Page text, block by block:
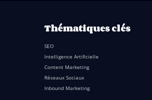
Thématiques clés
SEO
Intelligence Artificielle
Content Marketing
Réseaux Sociaux
Inbound Marketing